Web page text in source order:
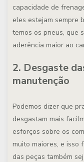
capacidade de
eles estejam sempre
temos os pneus, que
aderência maior ao
2. Desgaste
manutenção
Podemos dizer que
desgastam mais
esforços sobre os
muito maiores, e isso
das peças também